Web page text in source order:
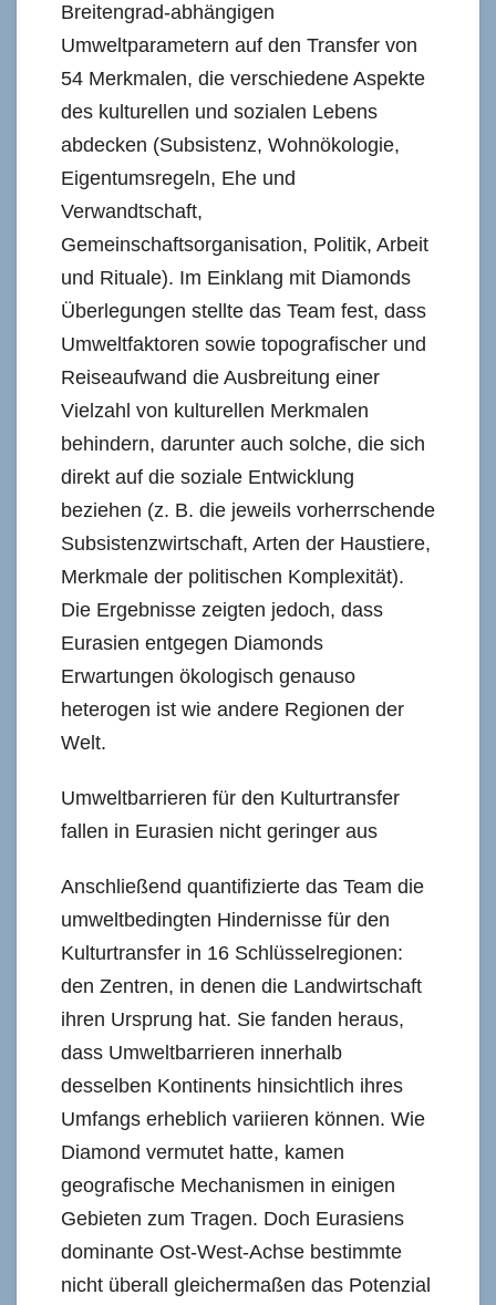
Breitengrad-abhängigen
Umweltparametern auf den Transfer von
54 Merkmalen, die verschiedene Aspekte
des kulturellen und sozialen Lebens
abdecken (Subsistenz, Wohnökologie,
Eigentumsregeln, Ehe und
Verwandtschaft,
Gemeinschaftsorganisation, Politik, Arbeit
und Rituale). Im Einklang mit Diamonds
Überlegungen stellte das Team fest, dass
Umweltfaktoren sowie topografischer und
Reiseaufwand die Ausbreitung einer
Vielzahl von kulturellen Merkmalen
behindern, darunter auch solche, die sich
direkt auf die soziale Entwicklung
beziehen (z. B. die jeweils vorherrschende
Subsistenzwirtschaft, Arten der Haustiere,
Merkmale der politischen Komplexität).
Die Ergebnisse zeigten jedoch, dass
Eurasien entgegen Diamonds
Erwartungen ökologisch genauso
heterogen ist wie andere Regionen der
Welt.
Umweltbarrieren für den Kulturtransfer
fallen in Eurasien nicht geringer aus
Anschließend quantifizierte das Team die
umweltbedingten Hindernisse für den
Kulturtransfer in 16 Schlüsselregionen:
den Zentren, in denen die Landwirtschaft
ihren Ursprung hat. Sie fanden heraus,
dass Umweltbarrieren innerhalb
desselben Kontinents hinsichtlich ihres
Umfangs erheblich variieren können. Wie
Diamond vermutet hatte, kamen
geografische Mechanismen in einigen
Gebieten zum Tragen. Doch Eurasiens
dominante Ost-West-Achse bestimmte
nicht überall gleichermaßen das Potenzial